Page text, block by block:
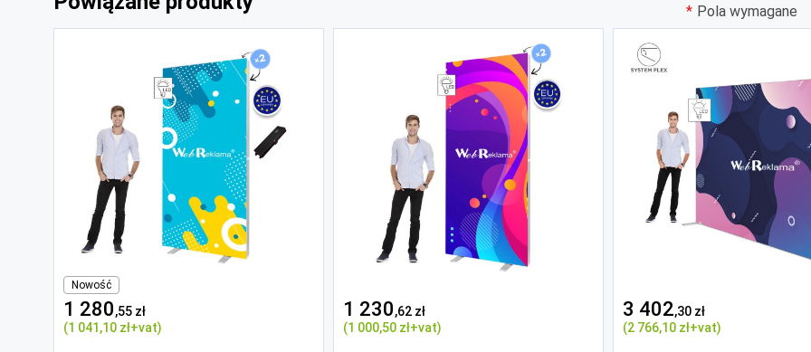
Pola wymagane
Nowość
1 280,55 zł
(1 041 ,10 zł+vat)
1 230,62 zł
(1 000,50 zł+vat)
3 402,30 zł
(2 766,10 zł+vat)